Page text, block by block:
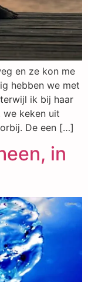
en ze kon me
hebben we met
ik bij haar
we keken uit
De een […]
in